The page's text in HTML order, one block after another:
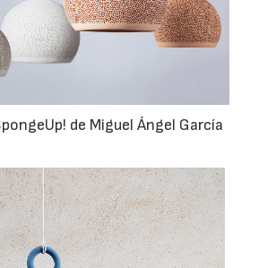
de Miguel Ángel García